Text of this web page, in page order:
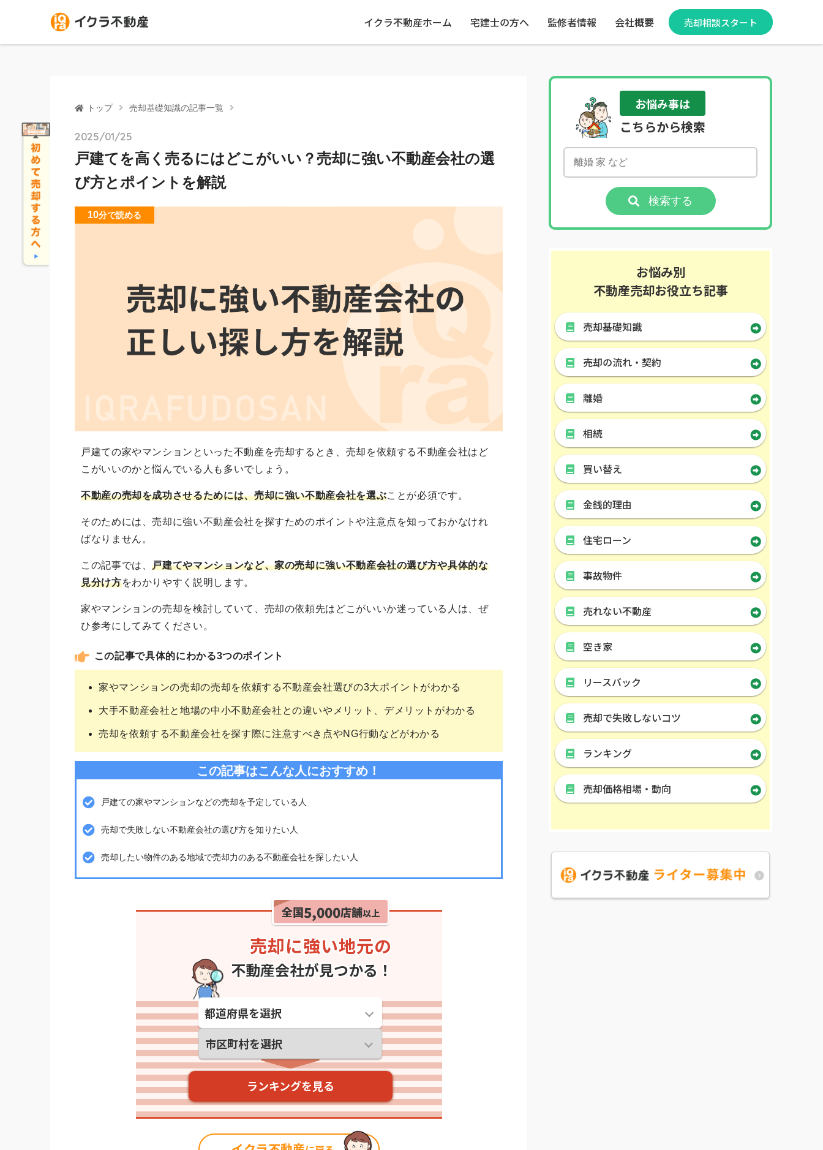
イクラ不動産ホーム 宅建士の方へ 監修者情報 会社概要 売却相談スタート
トップ 売却基礎知識の記事一覧
2025/01/25
戸建てを高く売るにはどこがいい？売却に強い不動産会社の選
び方とポイントを解説
10分で読める
戸建ての家やマンションといった不動産を売却するとき、売却を依頼する不動産会社はど
こがいいのかと悩んでいる人も多いでしょう。
不動産の売却を成功させるためには、売却に強い不動産会社を選ぶことが必須です。
そのためには、売却に強い不動産会社を探すためのポイントや注意点を知っておかなけれ
ばなりません。
この記事では、戸建てやマンションなど、家の売却に強い不動産会社の選び方や具体的な
見分け方をわかりやすく説明します。
家やマンションの売却を検討していて、売却の依頼先はどこがいいか迷っている人は、ぜ
ひ参考にしてみてください。
この記事で具体的にわかる3つのポイント
家やマンションの売却の売却を依頼する不動産会社選びの3大ポイントがわかる
大手不動産会社と地場の中小不動産会社との違いやメリット、デメリットがわかる
売却を依頼する不動産会社を探す際に注意すべき点やNG行動などがわかる
この記事はこんな人におすすめ！
戸建ての家やマンションなどの売却を予定している人
売却で失敗しない不動産会社の選び方を知りたい人
売却したい物件のある地域で売却力のある不動産会社を探したい人
お悩み事は
こちらから検索
検索する
お悩み別
不動産売却お役立ち記事
売却基礎知識
売却の流れ・契約
離婚
相続
買い替え
金銭的理由
住宅ローン
事故物件
売れない不動産
空き家
リースバック
売却で失敗しないコツ
ランキング
売却価格相場・動向